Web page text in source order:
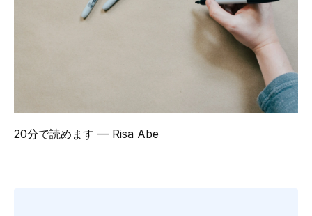
20分で読めます — Risa Abe